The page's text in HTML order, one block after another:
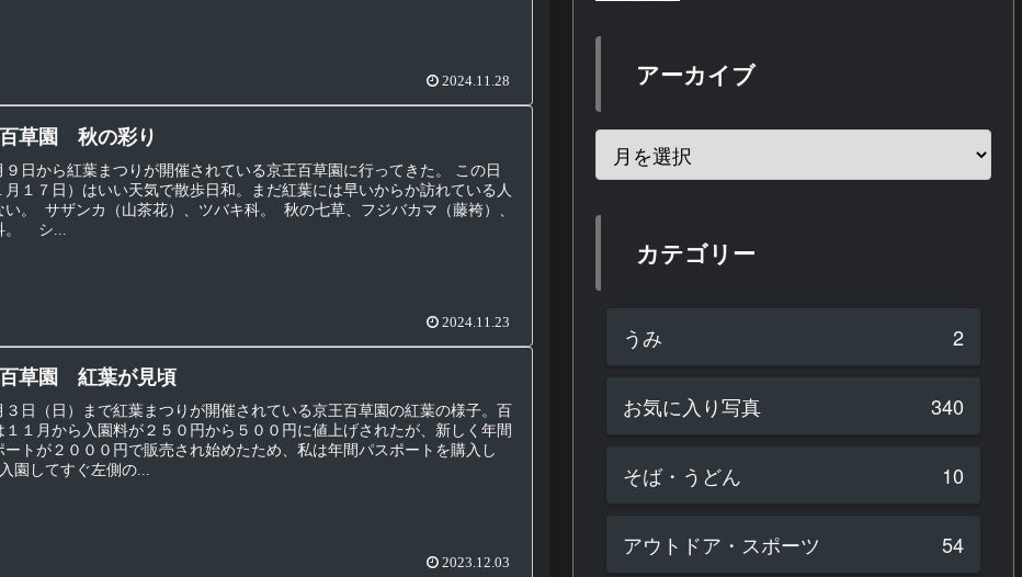
2024.11.28
草園 秋の彩り
９日から紅葉まつりが開催されている京王百草園に行ってきた。 この日
月１７日）はいい天気で散歩日和。まだ紅葉には早いからか訪れている人
い。 サザンカ（山茶花）、ツバキ科。 秋の七草、フジバカマ（藤袴）、
。 シ...
2024.11.23
草園 紅葉が見頃
３日（日）まで紅葉まつりが開催されている京王百草園の紅葉の様子。百
１１月から入園料が２５０円から５００円に値上げされたが、新しく年間
ートが２０００円で販売され始めたため、私は年間パスポートを購入し
園してすぐ左側の...
2023.12.03
アーカイブ
カテゴリー
うみ 2
お気に入り写真 340
そば・うどん 10
アウトドア・スポーツ 54